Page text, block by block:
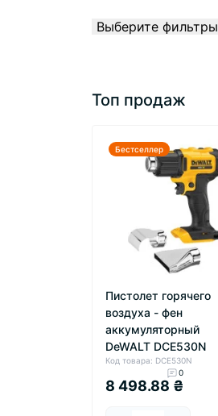
Выберите фильтры
Топ продаж
Бестселлер
Пистолет горячего
воздуха - фен
аккумуляторный
DeWALT DCE530N
Код товара: DCE530N
0
8 498.88 ₴